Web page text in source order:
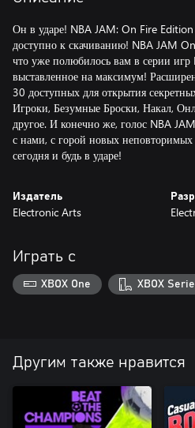
Он в ударе! NBA JAM: On Fire
доступно к скачиванию! NBA JAM
что уже полюбилось вам в серии игр
выставленное на максимум!
30 доступных для открытия
Игроки, Безумные Броски, Накал,
другое. И конечно же, голос NBA
с нами, с горой новых неповторимых
сегодня и будь в ударе!
Издатель
Electronic Arts
Играть с
XBOX One XBOX
Другим также нравится